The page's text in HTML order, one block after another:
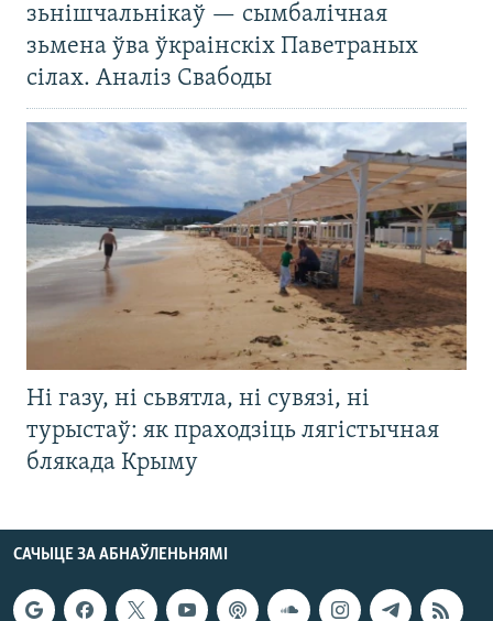
зьнішчальнікаў — сымбалічная
зьмена ўва ўкраінскіх Паветраных
сілах. Аналіз Свабоды
Ні газу, ні сьвятла, ні сувязі, ні
турыстаў: як праходзіць лягістычная
блякада Крыму
САЧЫЦЕ ЗА АБНАЎЛЕНЬНЯМІ